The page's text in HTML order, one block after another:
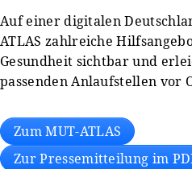
Auf einer digitalen
ATLAS zahlreiche
Gesundheit sichtbar und
passenden Anlaufstellen vor
Zum MUT-ATLAS
Zur Pressemitteilung im